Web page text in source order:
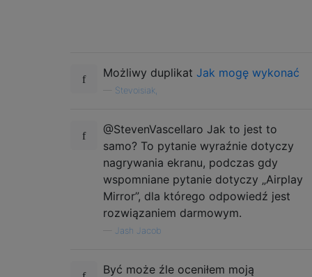
Możliwy duplikat Jak mogę wykonać
Stevoisiak,
@StevenVascellaro Jak to jest to
samo? To pytanie wyraźnie dotyczy
nagrywania ekranu, podczas gdy
wspomniane pytanie dotyczy „Airplay
Mirror”, dla którego odpowiedź jest
rozwiązaniem darmowym.
Jash Jacob
Być może źle oceniłem moją